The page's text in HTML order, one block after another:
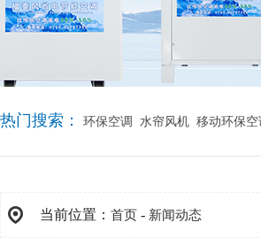
热门搜索： 环保空调 水帘风机 移动环保空
当前位置： 首页 - 新闻动态